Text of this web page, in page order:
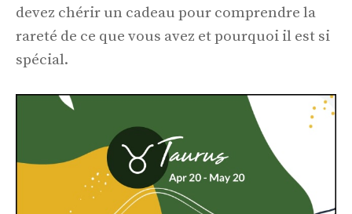
devez chérir un cadeau pour comprendre la
rareté de ce que vous avez et pourquoi il est si
spécial.